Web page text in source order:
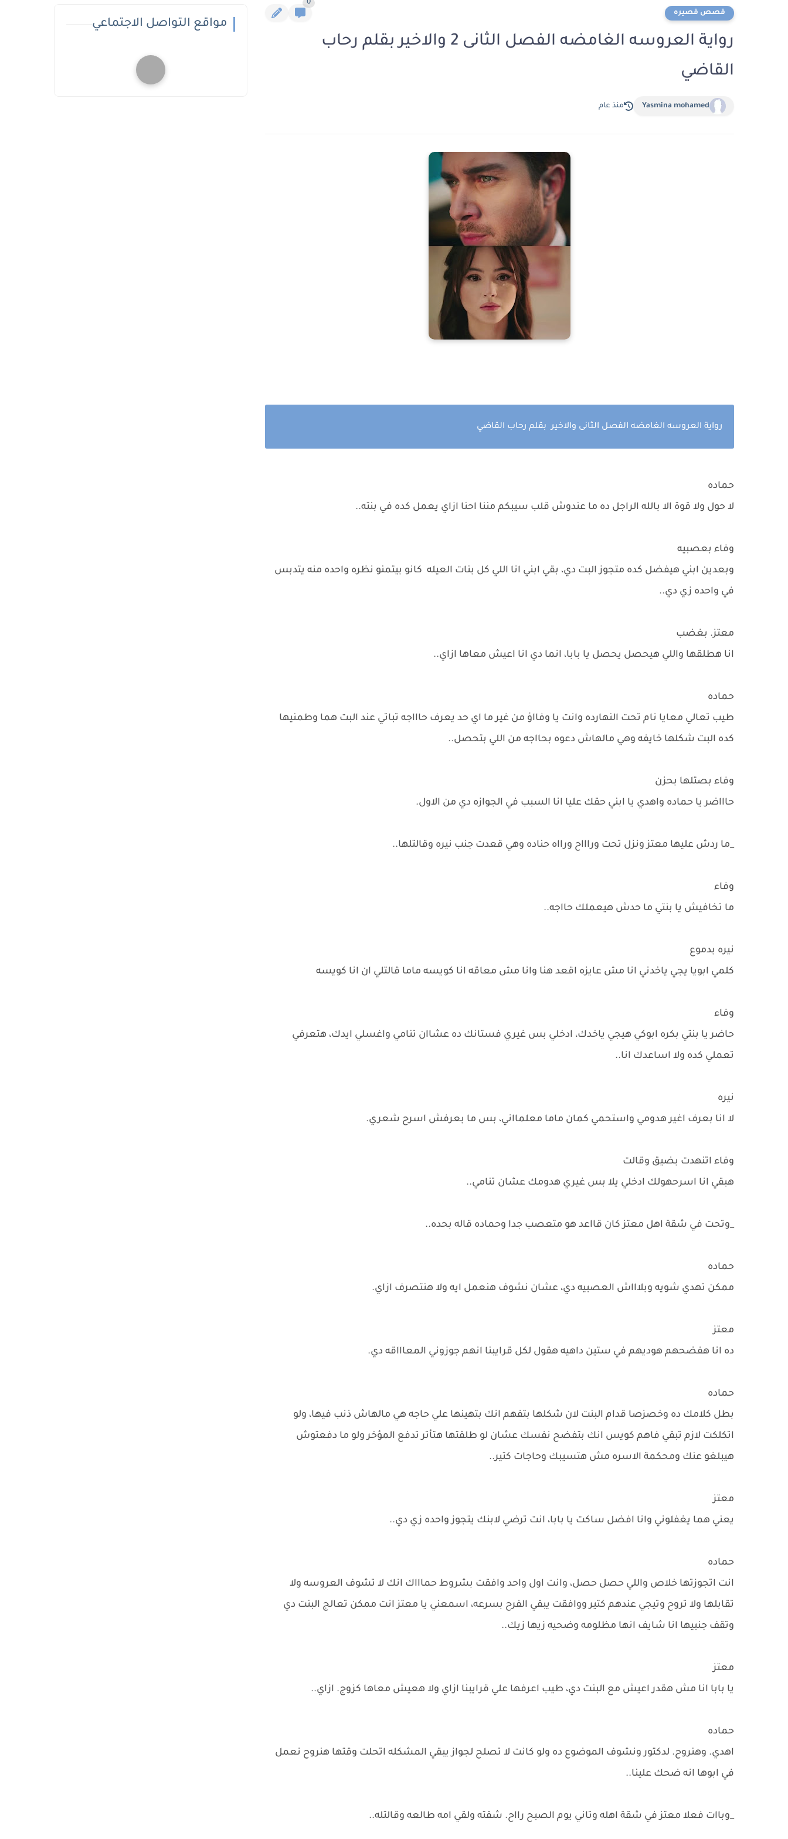
قصص قصيره
0
رواية العروسه الغامضه الفصل الثانى 2 والاخير بقلم رحاب
القاضي
Yasmina mohamed منذ عام
رواية العروسه الغامضه الفصل الثانى والاخير بقلم رحاب القاضي
حماده
لا حول ولا قوة الا بالله الراجل ده ما عندوش قلب سيبكم مننا احنا ازاي يعمل كده في بنته..
وفاء بعصبيه
وبعدين ابني هيفضل كده متجوز البت دي، بقي ابني انا اللي كل بنات العيله كانو بيتمنو نظره واحده منه يتدبس
في واحده زي دي..
معتز. بغضب
انا هطلقها واللي هيحصل يحصل يا بابا، انما دي انا اعيش معاها ازاي..
حماده
طيب تعالي معايا نام تحت النهارده وانت يا وفااؤ من غير ما اي حد يعرف حاااجه تباتي عند البت هما وطمنيها
كده البت شكلها خايفه وهي مالهاش دعوه بحااجه من اللي بتحصل..
وفاء بصتلها بحزن
حاااضر يا حماده واهدي يا ابني حقك عليا انا السبب في الجوازه دي من الاول.
_ما ردش عليها معتز ونزل تحت وراااح ورااه حناده وهي قعدت جنب نيره وقالتلها..
وفاء
ما تخافيش يا بنتي ما حدش هيعملك حااجه..
نيره بدموع
كلمي ابويا يجي ياخدني انا مش عايزه اقعد هنا وانا مش معاقه انا كويسه ماما قالتلي ان انا كويسه
وفاء
حاضر يا بنتي بكره ابوكي هيجي ياخدك، ادخلي بس غيري فستانك ده عشاان تنامي واغسلي ايدك، هتعرفي
تعملي كده ولا اساعدك انا..
نيره
لا انا بعرف اغير هدومي واستحمي كمان ماما معلمااني، بس ما بعرفش اسرح شعري.
وفاء اتنهدت بضيق وقالت
هبقي انا اسرحهولك ادخلي يلا بس غيري هدومك عشان تنامي..
_وتحت في شقة اهل معتز كان قااعد هو متعصب جدا وحماده قاله بحده..
حماده
ممكن تهدي شويه وبلاااش العصبيه دي، عشان نشوف هنعمل ايه ولا هنتصرف ازاي.
معتز
ده انا هفضحهم هوديهم في ستين داهيه هقول لكل قرايبنا انهم جوزوني المعاااقه دي.
حماده
بطل كلامك ده وخصزصا قدام البنت لان شكلها بتفهم انك بتهينها علي حاجه هي مالهاش ذنب فيها، ولو
اتكلكت لازم تبقي فاهم كويس انك بتفضح نفسك عشان لو طلقتها هتأتر تدفع المؤخر ولو ما دفعتوش
هيبلغو عنك ومحكمة الاسره مش هتسيبك وحاجات كتير..
معتز
يعني هما يغفلوني وانا افضل ساكت يا بابا، انت ترضي لابنك يتجوز واحده زي دي..
حماده
انت اتجوزتها خلاص واللي حصل حصل، وانت اول واحد وافقت بشروط حماااك انك لا تشوف العروسه ولا
تقابلها ولا تروح وتيجي عندهم كتير ووافقت يبقي الفرح بسرعه، اسمعني يا معتز انت ممكن تعالج البنت دي
وتقف جنبيها انا شايف انها مظلومه وضحيه زيها زيك..
معتز
يا بابا انا مش هقدر اعيش مع البنت دي، طيب اعرفها علي قرايبنا ازاي ولا هعيش معاها كزوج. ازاي..
حماده
اهدي. وهنروح. لدكتور ونشوف الموضوع ده ولو كانت لا تصلح لجواز يبقي المشكله اتحلت وقتها هنروح نعمل
في ابوها انه ضحك علينا..
_وباات فعلا معتز في شقة اهله وتاني يوم الصبح رااح. شقته ولقي امه طالعه وقالتله..
مواقع التواصل الاجتماعي